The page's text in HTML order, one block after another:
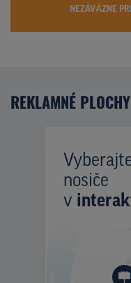
NEZÁVÄZNE
REKLAMNÉ
nosiče
v